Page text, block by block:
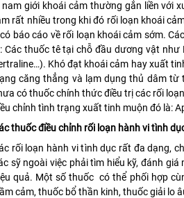
nam giới khoái cảm thường gắn liền với
rất nhiều trong khi đó rối loạn khoái
báo cáo về rối loạn khoái cảm sớm.
Các thuốc tê tại chỗ đầu dương vật như
Khó đạt khoái cảm hay xuất
căng thẳng và lạm dụng thủ dâm từ
có thuốc chính thức điều trị các rối
chỉnh tình trạng xuất tinh muộn đó là:
thuốc điều chỉnh rối loạn hành vi tình
rối loạn hành vi tình dục rất đa dạng,
sỹ ngoài việc phải tìm hiểu kỹ, đánh
quả. Một số thuốc có thể phối hợp
cảm, thuốc bổ thần kinh, thuốc giải lo